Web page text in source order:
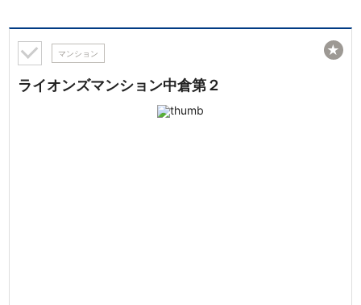
マンション
ライオンズマンション中倉第２
★